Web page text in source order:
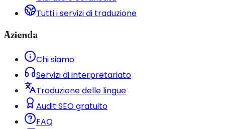
Tutti i servizi di traduzione
Azienda
Chi siamo
Servizi di interpretariato
Traduzione delle lingue
Audit SEO gratuito
FAQ